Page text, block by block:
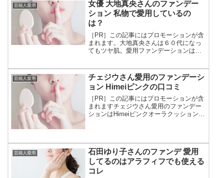
芸能人愛用
女優 大地真央さんのファンデー
ション 私物で愛用しているの
は？
［PR］この記事にはプロモーションが含
まれます。大地真央さんは６０代になっ
てもツヤ肌。愛用ファンデーションはス
だけでなく舞台出演の時も愛用するほど
の入れ込みよう。銀座ス...
芸能人愛用
チェジウさん愛用のファンデーシ
ョン Himeiピンクの口コミ
［PR］この記事にはプロモーションが含
まれますチェジウさん愛用のファンデー
ションはHimeiピンクオーラクッション。
とのせるだけ...
芸能人愛用
石田ゆり子さんのファンデ 愛用
してるのはアラフィフでも使える
コレ